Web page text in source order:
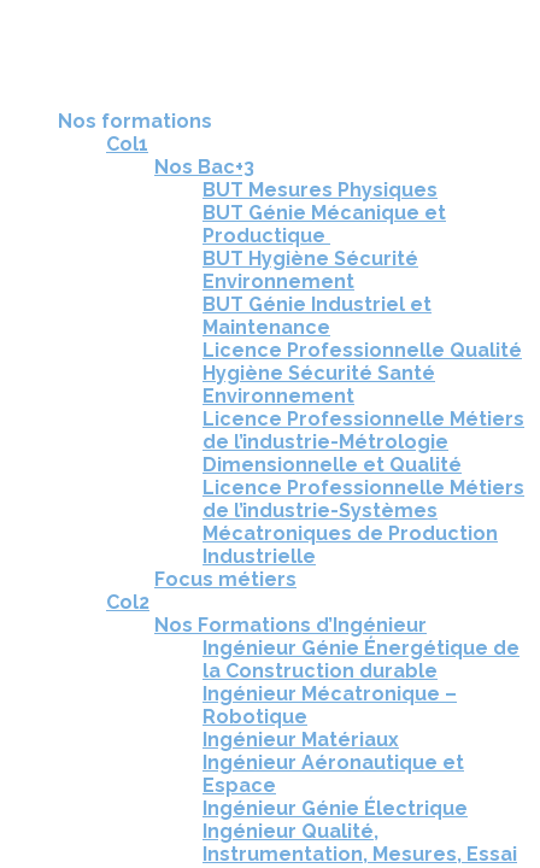
Nos formations
Col1
Nos Bac+3
BUT Mesures Physiques
BUT Génie Mécanique et
Productique
BUT Hygiène Sécurité
Environnement
BUT Génie Industriel et
Maintenance
Licence Professionnelle Qualité
Hygiène Sécurité Santé
Environnement
Licence Professionnelle Métiers
de l’industrie-Métrologie
Dimensionnelle et Qualité
Licence Professionnelle Métiers
de l’industrie-Systèmes
Mécatroniques de Production
Industrielle
Focus métiers
Col2
Nos Formations d’Ingénieur
Ingénieur Génie Énergétique de
la Construction durable
Ingénieur Mécatronique –
Robotique
Ingénieur Matériaux
Ingénieur Aéronautique et
Espace
Ingénieur Génie Électrique
Ingénieur Qualité,
Instrumentation, Mesures, Essai